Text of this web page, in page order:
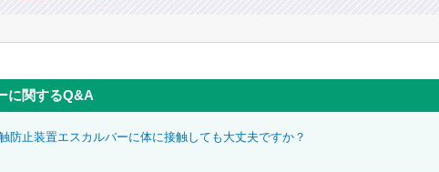
に関するQ&A
防止装置エスカルバーに体に接触しても大丈夫ですか？